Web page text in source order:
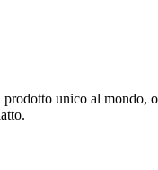
unico al mondo,